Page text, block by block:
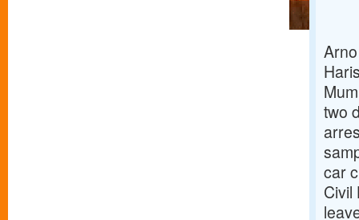
two
car
Civil